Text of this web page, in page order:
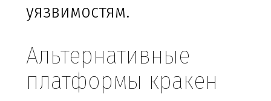
уязвимостям.
Альтернативные
платформы кракен